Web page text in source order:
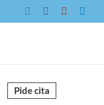
InstagramFacebookYouTube
Pide cita